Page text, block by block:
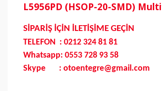
L5956PD (HSOP-20-SMD)
SİPARİŞ İÇİN İLETİŞİME GEÇİN
TELEFON : 0212 324 81 81
Whatsapp: 0553 728 93 58
Skype : otoentegre@gmail.com